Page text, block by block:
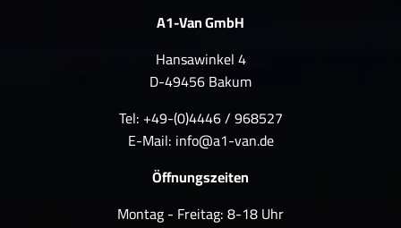
A1-Van GmbH
Hansawinkel 4
D-49456 Bakum
Tel: +49-(0)4446 / 968527
E-Mail: info@a1-van.de
Öffnungszeiten
Montag - Freitag: 8-18 Uhr